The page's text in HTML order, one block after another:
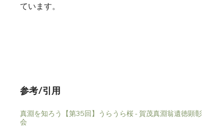
ています。
参考/引用
真淵を知ろう【第35回】うらうら桜 - 賀茂真淵翁遺徳顕彰
会